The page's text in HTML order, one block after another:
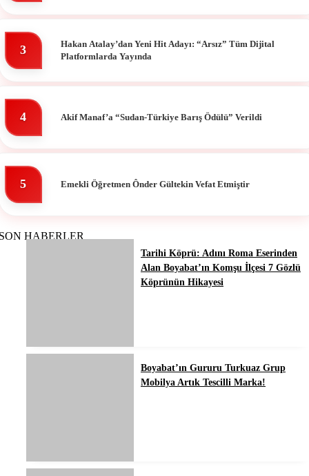
3
Hakan Atalay’dan Yeni Hit Adayı: “Arsız” Tüm Dijital
Platformlarda Yayında
4 Akif Manaf’a “Sudan-Türkiye Barış Ödülü” Verildi
5 Emekli Öğretmen Ônder Gültekin Vefat Etmiştir
HABERLER
Tarihi Köprü: Adını Roma Eserinden
Alan Boyabat’ın Komşu İlçesi 7 Gözlü
Köprünün Hikayesi
Boyabat’ın Gururu Turkuaz Grup
Mobilya Artık Tescilli Marka!